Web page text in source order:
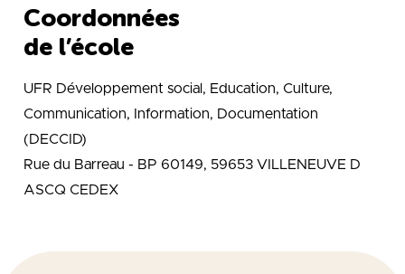
Coordonnées
de l’école
UFR Développement social, Education, Culture,
Communication, Information, Documentation
(DECCID)
Rue du Barreau - BP 60149, 59653 VILLENEUVE D
ASCQ CEDEX